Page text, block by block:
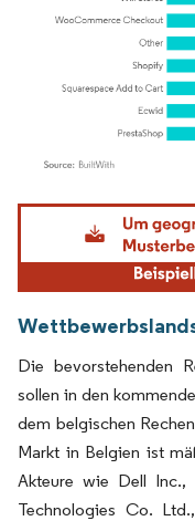
Bild © Mordor Intelligence.
Die bevorstehenden
sollen in den
dem belgischen
Markt in Belgien ist
Akteure wie Dell Inc.,
Technologies Co.